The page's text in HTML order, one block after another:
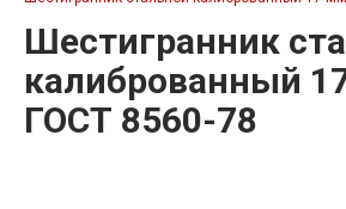
Шестигранник
калиброванный
ГОСТ 8560-78